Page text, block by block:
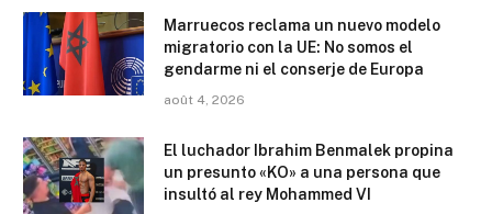
Marruecos reclama un nuevo modelo
migratorio con la UE: No somos el
gendarme ni el conserje de Europa
août 4, 2026
El luchador Ibrahim Benmalek propina
un presunto «KO» a una persona que
insultó al rey Mohammed VI